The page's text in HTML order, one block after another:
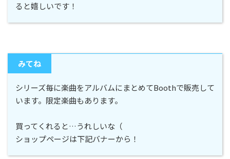
ると嬉しいです！
みてね
シリーズ毎に楽曲をアルバムにまとめてBoothで販売して
います。限定楽曲もあります。
買ってくれると…うれしいな（
ショップページは下記バナーから！